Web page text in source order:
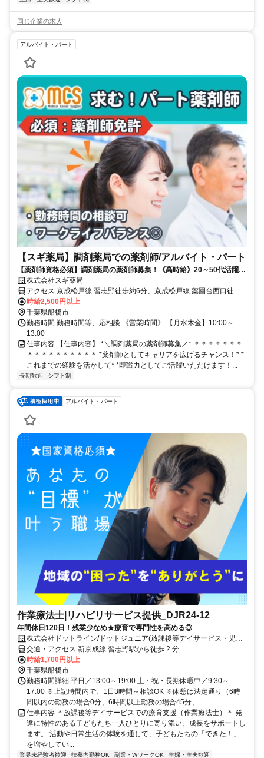
同じ企業の求人
アルバイト・パート
【スギ薬局】調剤薬局での薬剤師/アルバイト・パート
【薬剤師資格必須】調剤薬局の薬剤師募集！《高時給》20～50代活躍中
★ブランクOK〇
株式会社スギ薬局
アクセス 京成松戸線 習志野徒歩約6分、京成松戸線 薬園台西口徒歩
約9分、京成松戸線 北習志野西口徒歩約11分
時給2,500円以上
千葉県船橋市
勤務時間 勤務時間等、応相談 《営業時間》 【月水木金】10:00～
13:00
仕事内容 【仕事内容】 *＼調剤薬局の薬剤師募集／* ＊＊＊＊＊＊＊
＊＊＊＊＊＊＊＊＊＊ *薬剤師としてキャリアを広げるチャンス！* *
これまでの経験を活かして* *即戦力としてご活躍いただけます！...
長期歓迎 シフト制
アルバイト・パート
作業療法士|リハビリサービス提供_DJR24-12
年間休日120日！残業少なめ★療育で専門性を高める◎
株式会社ドットライン/ドットジュニア(放課後等デイサービス・児童
発達支援) 船橋習志野第1教室
交通・アクセス 新京成線 習志野駅から徒歩 2 分
時給1,700円以上
千葉県船橋市
勤務時間詳細 平日／13:00～19:00 土・祝・長期休暇中／9:30～
17:00 ※上記時間内で、1日3時間～相談OK ※休憩は法定通り（6時
間以内の勤務の場合0分、6時間以上勤務の場合45分、...
仕事内容 ＊放課後等デイサービスでの療育支援（作業療法士）＊ 発
達に特性のある子どもたち一人ひとりに寄り添い、成長をサポートし
ます。 活動や日常生活の体験を通して、子どもたちの「できた！」
を増やしてい...
業界未経験者歓迎 扶養内勤務OK 副業・WワークOK
主婦・主夫歓迎